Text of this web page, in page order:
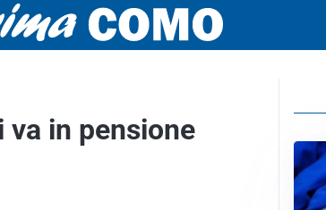
va in pensione